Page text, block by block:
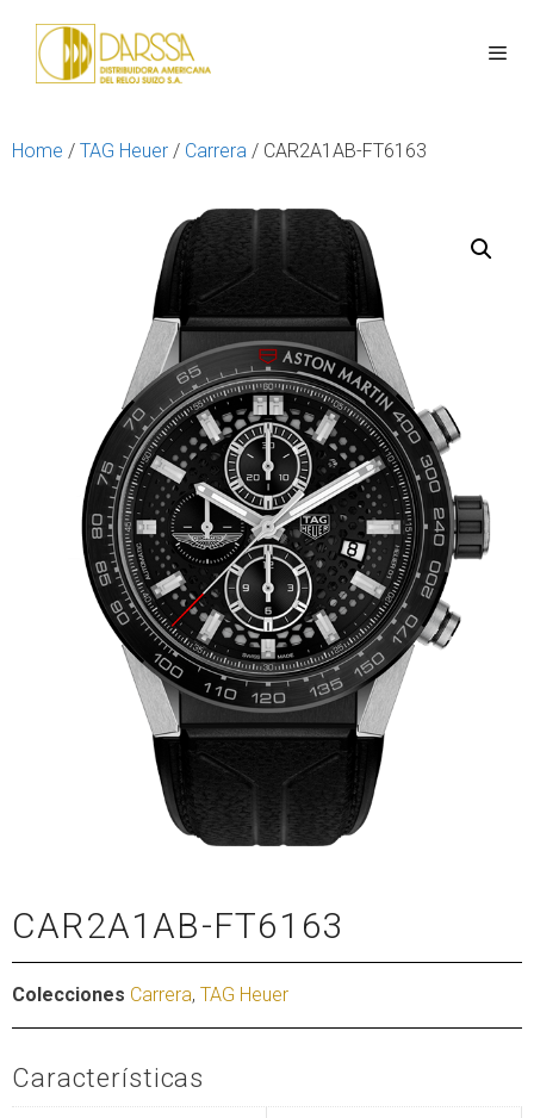
Home / TAG Heuer / Carrera / CAR2A1AB-FT6163
CAR2A1AB-FT6163
Colecciones Carrera, TAG Heuer
Características